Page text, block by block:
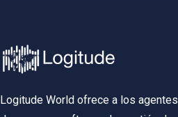
Logitude World ofrece a los agentes